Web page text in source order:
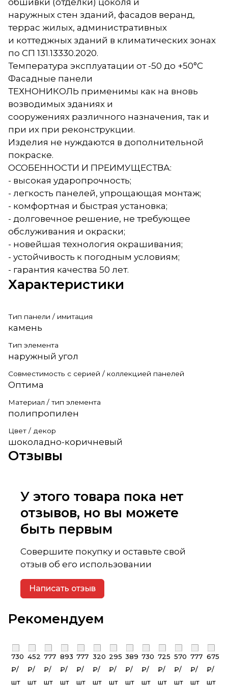
наружных стен зданий, фасадов веранд,
террас жилых, административных
и коттеджных зданий в климатических зонах
по СП 131.13330.2020.
Температура эксплуатации от -50 до +50°С
Фасадные панели
ТЕХНОНИКОЛЬ применимы как на вновь
возводимых зданиях и
сооружениях различного назначения, так и
при их при реконструкции.
Изделия не нуждаются в дополнительной
покраске.
ОСОБЕННОСТИ И ПРЕИМУЩЕСТВА:
- высокая ударопрочность;
- легкость панелей, упрощающая монтаж;
- комфортная и быстрая установка;
- долговечное решение, не требующее
обслуживания и окраски;
- новейшая технология окрашивания;
- устойчивость к погодным условиям;
- гарантия качества 50 лет.
Характеристики
Тип панели / имитация
камень
Тип элемента
наружный угол
Совместимость с серией / коллекцией панелей
Оптима
Материал / тип элемента
полипропилен
Цвет / декор
шоколадно-коричневый
Отзывы
У этого товара пока нет
отзывов, но вы можете
быть первым
Совершите покупку и оставьте свой
отзыв об его использовании
Написать отзыв
Рекомендуем
730
₽/
шт
452
₽/
шт
777
₽/
шт
893
₽/
шт
777
₽/
шт
320
₽/
шт
295
₽/
шт
389
₽/
шт
730
₽/
шт
725
₽/
шт
570
₽/
шт
777
₽/
шт
675
₽/
шт